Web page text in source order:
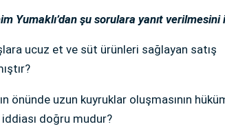
Yumaklı’dan şu sorulara yanıt verilmesini
ucuz et ve süt ürünleri sağlayan satış
önünde uzun kuyruklar oluşmasının
iddiası doğru mudur?